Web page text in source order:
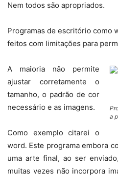
Nem todos são apropriados.
Programas de escritório como
feitos com limitações para
a
A maioria não permite
ajustar corretamente o
tamanho, o padrão de cor
necessário e as imagens.
Como exemplo citarei o
word. Este programa embora
uma arte final, ao ser
muitas vezes não incorpora